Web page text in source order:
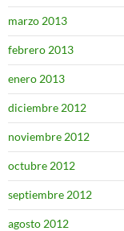
marzo 2013
febrero 2013
enero 2013
diciembre 2012
noviembre 2012
octubre 2012
septiembre 2012
agosto 2012